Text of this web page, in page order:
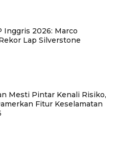
Inggris 2026: Marco
Lap Silverstone
Mesti Pintar Kenali Risiko,
Fitur Keselamatan